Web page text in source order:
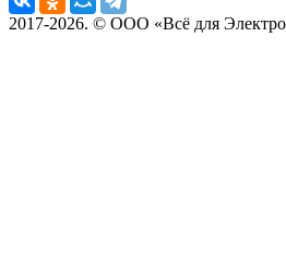
2017-2026. © ООО «Всё для